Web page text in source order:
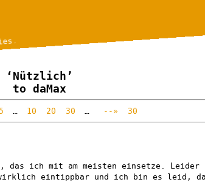
‘Nützlich’
to daMax
5 10 20 30 --» 30
das ich mit am meisten einsetze.
eintippbar und ich bin es leid,